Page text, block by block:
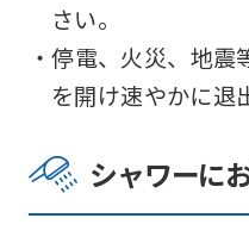
さい。
・停電、火災、地
を開け速やかに退
シャワーに